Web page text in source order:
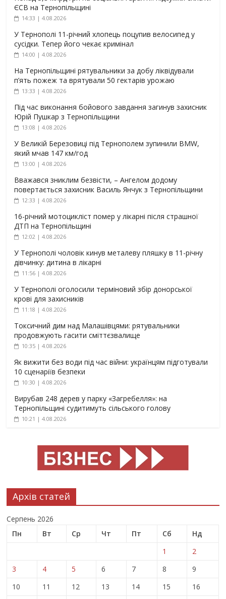
ЄСВ на Тернопільщині
14:33 | 4.08.2026
У Тернополі 11-річний хлопець поцупив велосипед у
сусідки. Тепер його чекає кримінал
14:00 | 4.08.2026
На Тернопільщині рятувальники за добу ліквідували
п’ять пожеж та врятували 50 гектарів урожаю
13:33 | 4.08.2026
Під час виконання бойового завдання загинув захисник
Юрій Пушкар з Тернопільщини
13:08 | 4.08.2026
У Великій Березовиці під Тернополем зупинили BMW,
який мчав 147 км/год
13:00 | 4.08.2026
Вважався зниклим безвісти, – Ангелом додому
повертається захисник Василь Янчук з Тернопільщини
12:33 | 4.08.2026
16-річний мотоцикліст помер у лікарні після страшної
ДТП на Тернопільщині
12:02 | 4.08.2026
У Тернополі чоловік кинув металеву пляшку в 11-річну
дівчинку: дитина в лікарні
11:56 | 4.08.2026
У Тернополі оголосили терміновий збір донорської
крові для захисників
11:18 | 4.08.2026
Токсичний дим над Малашівцями: рятувальники
продовжують гасити сміттєзвалище
10:35 | 4.08.2026
Як вижити без води під час війни: українцям підготували
10 сценаріїв безпеки
10:30 | 4.08.2026
Вирубав 248 дерев у парку «Загребелля»: на
Тернопільщині судитимуть сільського голову
10:21 | 4.08.2026
Архів статей
Серпень 2026
Пн
Вт Ср Чт Пт Сб
Нд
1
2
3
4 5 6 7 8
9
10
11 12 13 14 15
16